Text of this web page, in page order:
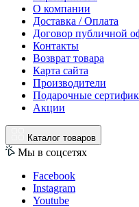
О компании
Доставка / Оплата
Договор публичной
Контакты
Возврат товара
Карта сайта
Производители
Подарочные
Акции
Каталог товаров
Мы в соцсетях
Facebook
Instagram
Youtube